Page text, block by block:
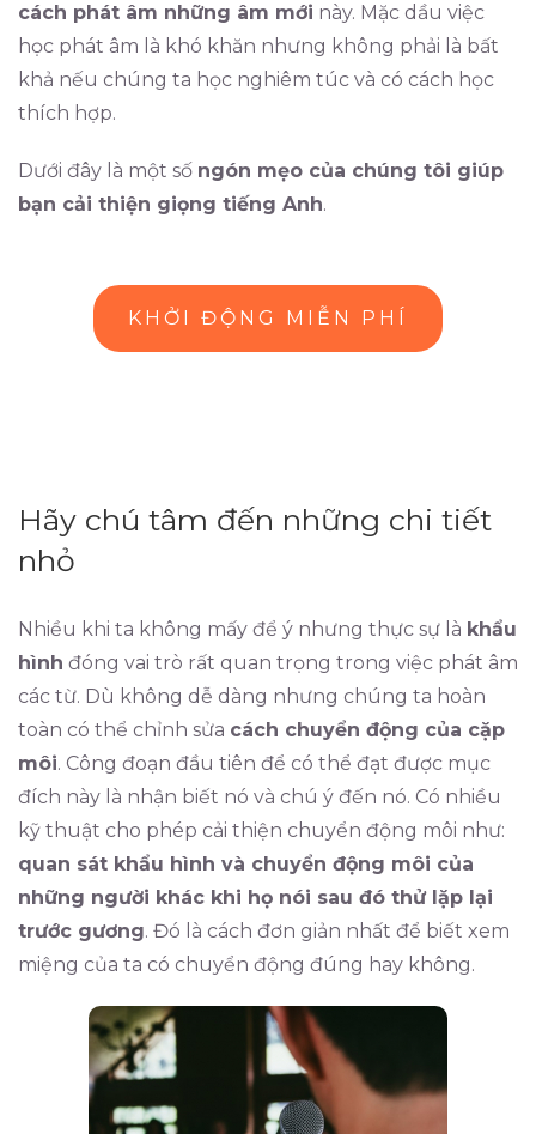
cách phát âm những âm mới này. Mặc dầu việc
học phát âm là khó khăn nhưng không phải là bất
khả nếu chúng ta học nghiêm túc và có cách học
thích hợp.
Dưới đây là một số ngón mẹo của chúng tôi giúp
bạn cải thiện giọng tiếng Anh.
KHỞI ĐỘNG MIỄN PHÍ
Hãy chú tâm đến những chi tiết
nhỏ
Nhiều khi ta không mấy để ý nhưng thực sự là khẩu
hình đóng vai trò rất quan trọng trong việc phát âm
các từ. Dù không dễ dàng nhưng chúng ta hoàn
toàn có thể chỉnh sửa cách chuyển động của cặp
môi. Công đoạn đầu tiên để có thể đạt được mục
đích này là nhận biết nó và chú ý đến nó. Có nhiều
kỹ thuật cho phép cải thiện chuyển động môi như:
quan sát khẩu hình và chuyển động môi của
những người khác khi họ nói sau đó thử lặp lại
trước gương. Đó là cách đơn giản nhất để biết xem
miệng của ta có chuyển động đúng hay không.